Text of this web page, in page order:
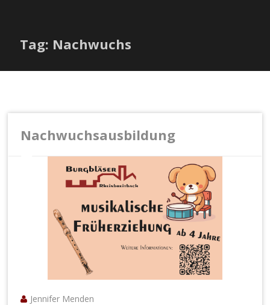
Tag: Nachwuchs
Nachwuchsausbildung
Jennifer Menden